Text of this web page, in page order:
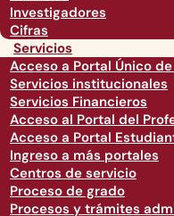
Investigadores
Cifras
Servicios
Acceso a Portal Único
Servicios institucionales
Servicios Financieros
Acceso al Portal del
Acceso a Portal
Ingreso a más portales
Centros de servicio
Proceso de grado
Procesos y trámites